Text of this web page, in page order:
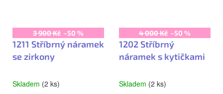
3 900 Kč –50 %
1211 Stříbrný náramek
se zirkony
Skladem (2 ks)
4 000 Kč –50 %
1202 Stříbrný
náramek s kytičkami
Skladem (2 ks)